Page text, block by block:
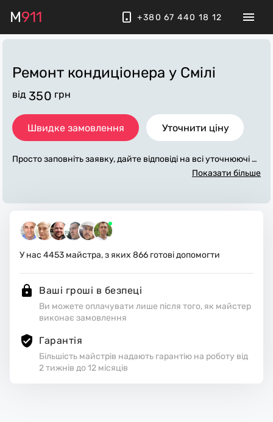
M911 +380 67 440 18 12
Ремонт кондиціонера у Смілі
від 350 грн
Швидке замовлення Уточнити ціну
Просто заповніть заявку, дайте відповіді на всі уточнюючі за
питання по «ремонт кондиціонера». Ми зв'яжемося з вами
навці стежать за чистотою та прибирають робоче місце.
Показати більше
У нас 4453 майстра, з яких 866 готові допомогти
Ваші гроші в безпеці
Ви можете оплачувати лише після того, як майстер
виконає замовлення
Гарантія
Більшість майстрів надають гарантію на роботу від
2 тижнів до 12 місяців